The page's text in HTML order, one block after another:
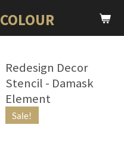
COLOUR
Redesign Decor
Stencil - Damask
Element
Sale!